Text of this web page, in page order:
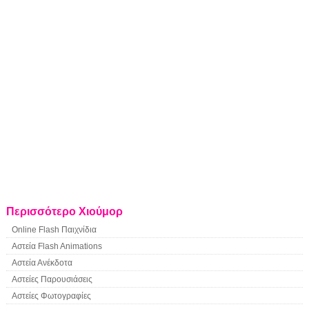
Περισσότερο Χιούμορ
Online Flash Παιχνίδια
Αστεία Flash Animations
Αστεία Ανέκδοτα
Αστείες Παρουσιάσεις
Αστείες Φωτογραφίες